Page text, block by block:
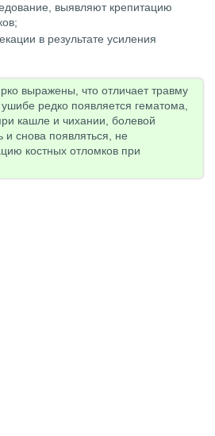
выявляют крепитацию
в результате усиления
выражены, что отличает травму
редко появляется гематома,
кашле и чихании, болевой
и снова появляться, не
костных отломков при